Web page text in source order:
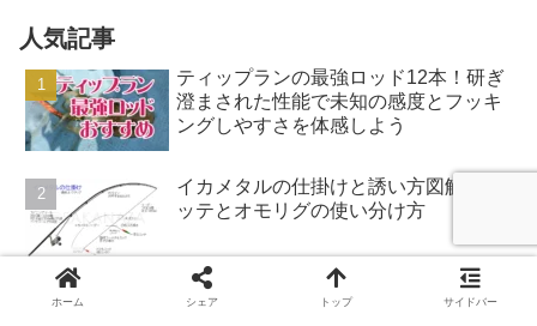
人気記事
ティップランの最強ロッド12本！研ぎ
澄まされた性能で未知の感度とフッキ
ングしやすさを体感しよう
イカメタルの仕掛けと誘い方図解！ス
ッテとオモリグの使い分け方
夏のエギングの攻略法！夏イカを狙う
ホーム シェア トップ サイドバー